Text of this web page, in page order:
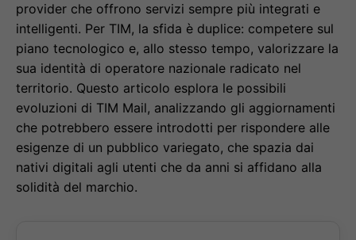
provider che offrono servizi sempre più integrati e
intelligenti. Per TIM, la sfida è duplice: competere sul
piano tecnologico e, allo stesso tempo, valorizzare la
sua identità di operatore nazionale radicato nel
territorio. Questo articolo esplora le possibili
evoluzioni di TIM Mail, analizzando gli aggiornamenti
che potrebbero essere introdotti per rispondere alle
esigenze di un pubblico variegato, che spazia dai
nativi digitali agli utenti che da anni si affidano alla
solidità del marchio.